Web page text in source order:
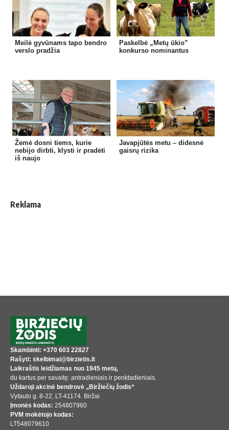
Meilė gyvūnams tapo bendro
verslo pradžia
Paskelbė „Metų ūkio”
konkurso nominantus
Žemė dosni tiems, kurie
nebijo dirbti, klysti ir pradėti
iš naujo
Javapjūtės metu – didesnė
gaisrų rizika
Reklama
Skambinti: +370 603 22827
Rašyti: skelbimai@birzietis.lt
Laikraštis leidžiamas nuo 1945 metų,
du kartus per savaitę: antradieniais ir penktadieniais.
Uždaroji akcinė bendrovė „Biržiečių žodis“
Vytauto g. 8-22, LT-41174. Biržai
Įmonės kodas: 254807960
PVM mokėtojo kodas:
LT548079610